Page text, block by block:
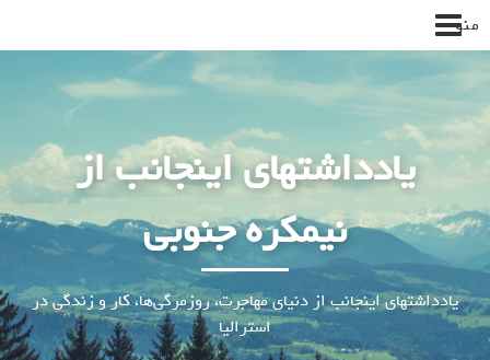
پرش
به
محتوا
منو
یادداشتهای اینجانب از
نیمکره جنوبی
یادداشتهای اینجانب از دنیای مهاجرت، روزمرگی‌ها، کار و زندگی در
استرالیا